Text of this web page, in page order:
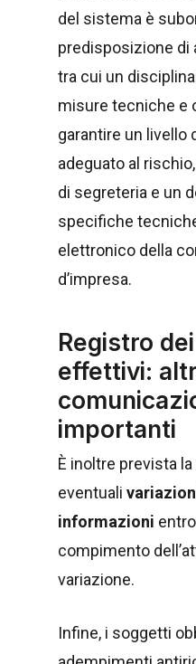
del sistema è
predisposizione di
tra cui un
misure tecniche e
garantire un livello
adeguato al
di segreteria e un
specifiche
elettronico della
d’impresa.
Registro
effettivi:
importanti
È inoltre prevista
eventuali
informazioni
compimento
variazione.
Infine, i soggetti